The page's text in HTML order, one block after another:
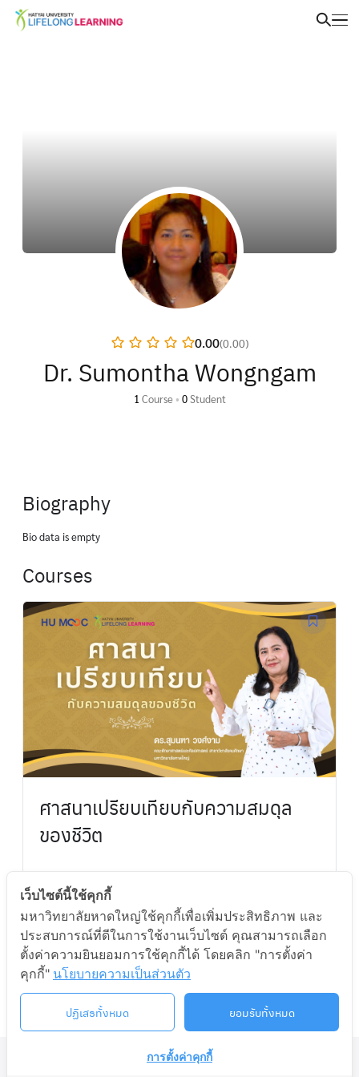
0.00(0.00)
Dr. Sumontha Wongngam
1 Course • 0Student
Biography
Bio data is empty
Courses
ศาสนาเปรียบเทียบกับความสมดุล
ของชีวิต
ByADMIN InHU MOOC
Enroll Course
©2026 LIFELONG.HU.AC.TH. ALL RIGHTS RESERVED.
เว็บไซต์นี้ใช้คุกกี้
มหาวิทยาลัยหาดใหญ่ใช้คุกกี้เพื่อเพิ่มประสิทธิภาพ และ
ประสบการณ์ที่ดีในการใช้งานเว็บไซต์ คุณสามารถเลือก
ตั้งค่าความยินยอมการใช้คุกกี้ได้ โดยคลิก "การตั้งค่า
คุกกี้" นโยบายความเป็นส่วนตัว
ปฏิเสธทั้งหมด ยอมรับทั้งหมด
การตั้งค่าคุกกี้